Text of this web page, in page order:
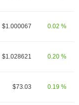
$1.000067 0.02 %
$1.028621 0.20 %
$73.03 0.19 %